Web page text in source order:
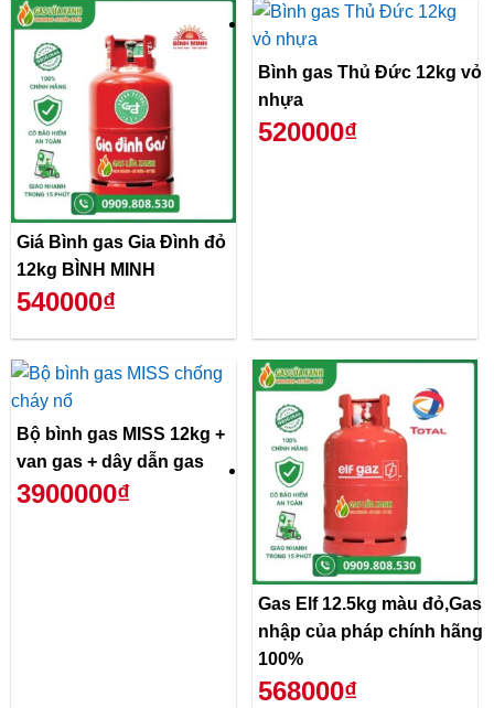
Giá Bình gas Gia Đình đỏ
12kg BÌNH MINH
540000₫
Bình gas Thủ Đức 12kg vỏ
nhựa
520000₫
Bộ bình gas MISS 12kg +
van gas + dây dẫn gas
3900000₫
Gas Elf 12.5kg màu đỏ,Gas
nhập của pháp chính hãng
100%
568000₫